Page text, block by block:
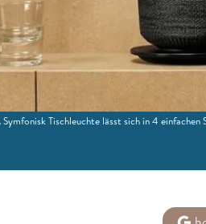
Symfonisk Tischleuchte lässt sich in 4